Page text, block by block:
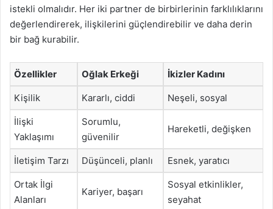
istekli olmalıdır. Her iki partner de birbirlerinin farklılıklarını
değerlendirerek, ilişkilerini güçlendirebilir ve daha derin
bir bağ kurabilir.
Özellikler Oğlak Erkeği İkizler Kadını
Kişilik Kararlı, ciddi Neşeli, sosyal
İlişki
Yaklaşımı
Sorumlu,
güvenilir
Hareketli, değişken
İletişim Tarzı Düşünceli, planlı Esnek, yaratıcı
Ortak İlgi
Alanları
Kariyer, başarı
Sosyal etkinlikler,
seyahat